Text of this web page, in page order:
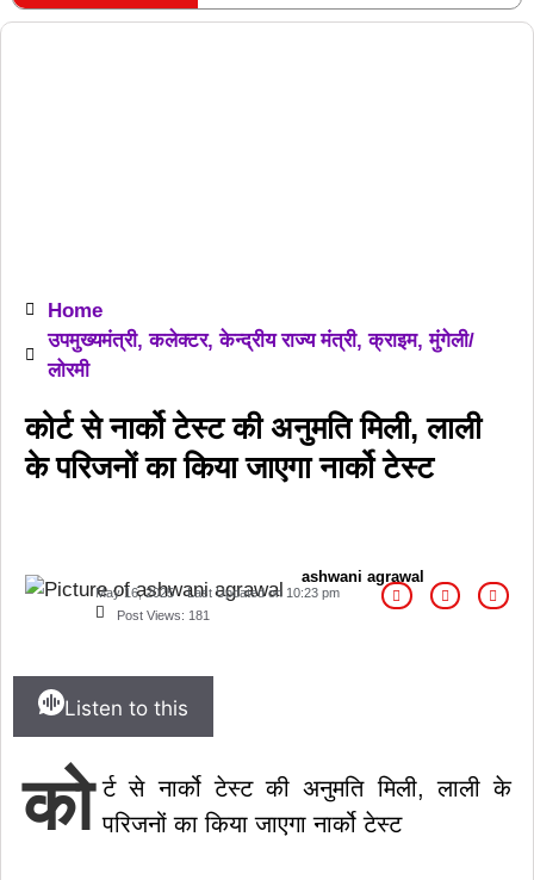
RECENT POSTS
Home
उपमुख्यमंत्री,कलेक्टर,केन्द्रीय राज्य मंत्री,क्राइम,मुंगेली/
लोरमी
कोर्ट से नार्को टेस्ट की अनुमति मिली, लाली
के परिजनों का किया जाएगा नार्को टेस्ट
ashwani agrawal
May 16, 2025 Last Updated on 10:23 pm
Post Views: 181
Listen to this
को र्ट से नार्को टेस्ट की अनुमति मिली, लाली के
परिजनों का किया जाएगा नार्को टेस्ट